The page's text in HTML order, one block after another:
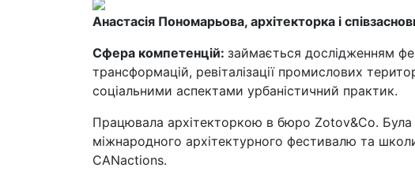
Анастасія Пономарьова, архітекторка і
Сфера компетенцій: займається дослідженням
трансформацій, ревіталізації промислових
соціальними аспектами урбаністичний практик.
Працювала архітекторкою в бюро Zotov&Co.
міжнародного архітектурного фестивалю та
CANactions.